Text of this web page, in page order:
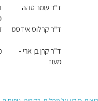
ד"ר עומר טהה
ד"ר קרלוס אידסס
ד"ר קרן בן ארי -
מעוז